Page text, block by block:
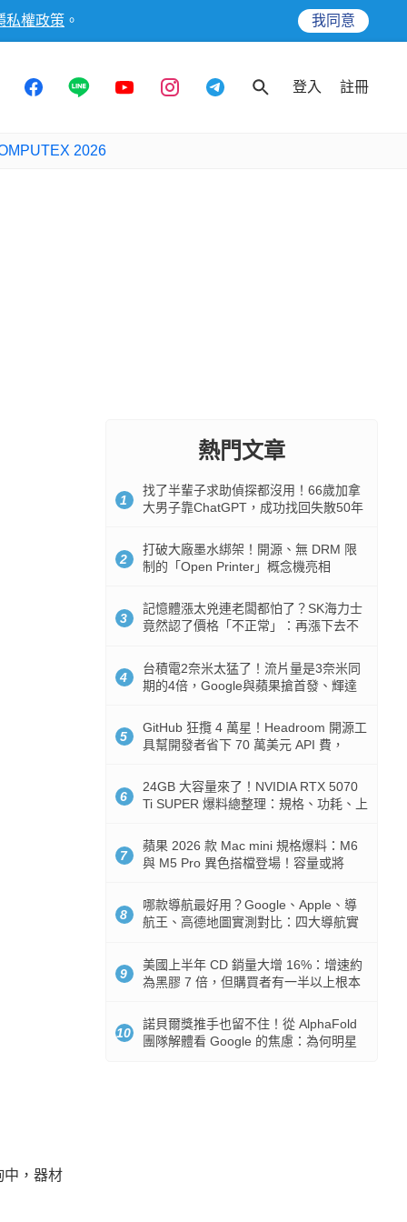
私權政策 。 我同意
登入 註冊
2026
中，器材
熱門文章
1
找了半輩子求助偵探都沒用！66歲加拿
大男子靠ChatGPT，成功找回失散50年
2
打破大廠墨水綁架！開源、無 DRM 限
制的「Open Printer」概念機亮相
3
記憶體漲太兇連老闆都怕了？SK海力士
竟然認了價格「不正常」：再漲下去不
4
台積電2奈米太猛了！流片量是3奈米同
期的4倍，Google與蘋果搶首發、輝達
5
GitHub 狂攬 4 萬星！Headroom 開源工
具幫開發者省下 70 萬美元 API 費，
6
24GB 大容量來了！NVIDIA RTX 5070
Ti SUPER 爆料總整理：規格、功耗、上
7
蘋果 2026 款 Mac mini 規格爆料：M6
與 M5 Pro 異色搭檔登場！容量或將
8
哪款導航最好用？Google、Apple、導
航王、高德地圖實測對比：四大導航實
9
美國上半年 CD 銷量大增 16%：增速約
為黑膠 7 倍，但購買者有一半以上根本
10
諾貝爾獎推手也留不住！從 AlphaFold
團隊解體看 Google 的焦慮：為何明星